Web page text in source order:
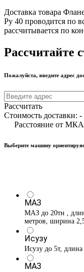
Доставка товара
Ру 40 проводится по
рассчитывается по
Рассчитайте
Пожалуйста, введите адрес
Рассчитать
Стоимость доставки: -
Расстояние от
Выберите машину
МАЗ
МАЗ до 20тн ,
метров, ширина
Исузу
Исузу до 5т,
МАЗ